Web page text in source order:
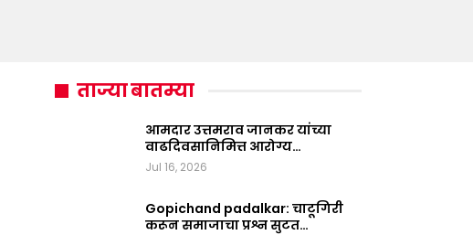
ताज्या बातम्या
आमदार उत्तमराव जानकर यांच्या
वाढदिवसानिमित्त आरोग्य…
Jul 16, 2026
Gopichand padalkar: चाटूगिरी
करून समाजाचा प्रश्न सुटत…